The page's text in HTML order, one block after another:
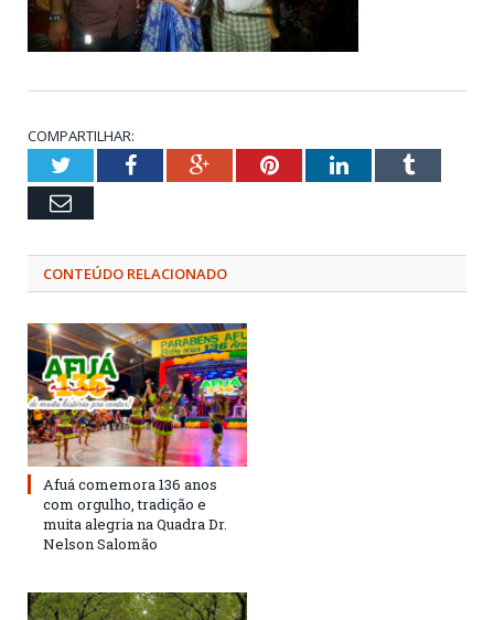
COMPARTILHAR:
TwitterFacebookGoogle+PinterestLinkedInTumblr
Email
CONTEÚDO RELACIONADO
Afuá comemora 136 anos
com orgulho, tradição e
muita alegria na Quadra Dr.
Nelson Salomão